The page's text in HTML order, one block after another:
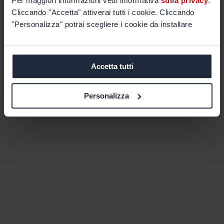
Cliccando "Accetta" attiverai tutti i cookie. Cliccando
"Personalizza" potrai scegliere i cookie da installare
Accetta tutti
Personalizza